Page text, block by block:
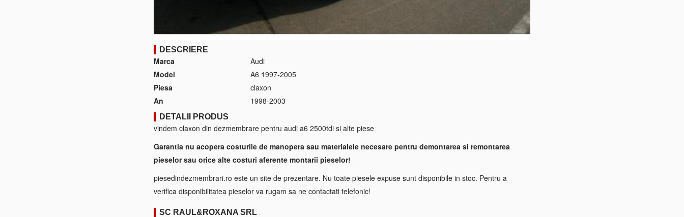
DESCRIERE
Marca
Audi
Model
A6 1997-2005
Piesa
claxon
An
1998-2003
DETALII PRODUS
vindem claxon din dezmembrare pentru audi a6 2500tdi si alte piese
Garantia nu acopera costurile de manopera sau materialele necesare pentru demontarea si remontarea
pieselor sau orice alte costuri aferente montarii pieselor!
piesedindezmembrari.ro este un site de prezentare. Nu toate piesele expuse sunt disponibile in stoc. Pentru a
verifica disponibilitatea pieselor va rugam sa ne contactati telefonic!
SC RAUL&ROXANA SRL